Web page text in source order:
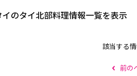
のタイ北部料理情報一覧を表示
該当する
前の